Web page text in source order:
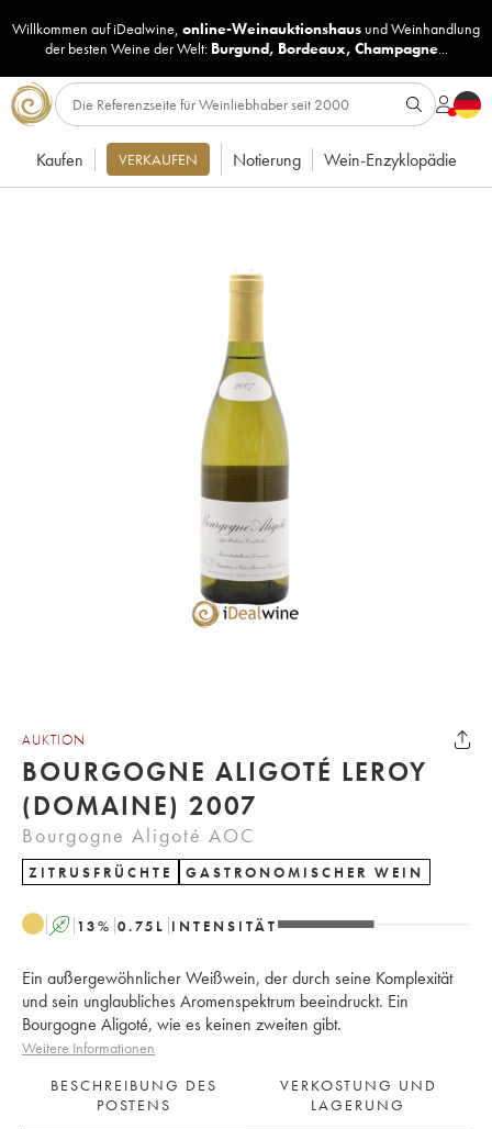
Willkommen auf iDealwine, online-Weinauktionshaus undWeinhandlung
der besten Weine der Welt: Burgund, Bordeaux, Champagne...
Kaufen VERKAUFEN Notierung Wein-Enzyklopädie
AUKTION
BOURGOGNE ALIGOTÉ LEROY
(DOMAINE) 2007
Bourgogne Aligoté AOC
ZITRUSFRÜCHTE GASTRONOMISCHER WEIN
A 13% 0.75 L INTENSITÄT
Ein außergewöhnlicher Weißwein, der durch seine Komplexität
und sein unglaubliches Aromenspektrum beeindruckt. Ein
Bourgogne Aligoté, wie es keinen zweiten gibt.
Weitere Informationen
BESCHREIBUNG DES
POSTENS
VERKOSTUNG UND
LAGERUNG